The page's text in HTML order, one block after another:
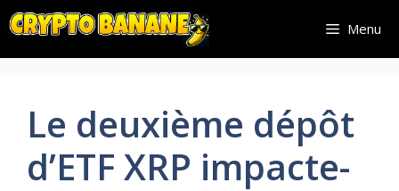
Aller
au
contenu
Menu
Le deuxième dépôt
d’ETF XRP impacte-